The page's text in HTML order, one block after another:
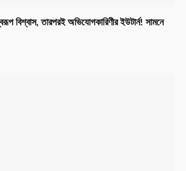
বিশ্বাস, তারপরই অভিযোগকারিণীর ইউটার্ন! সামনে